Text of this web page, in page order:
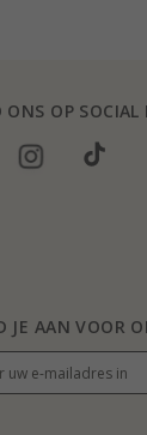
ONS OP SOCIAL
JE AAN VOOR